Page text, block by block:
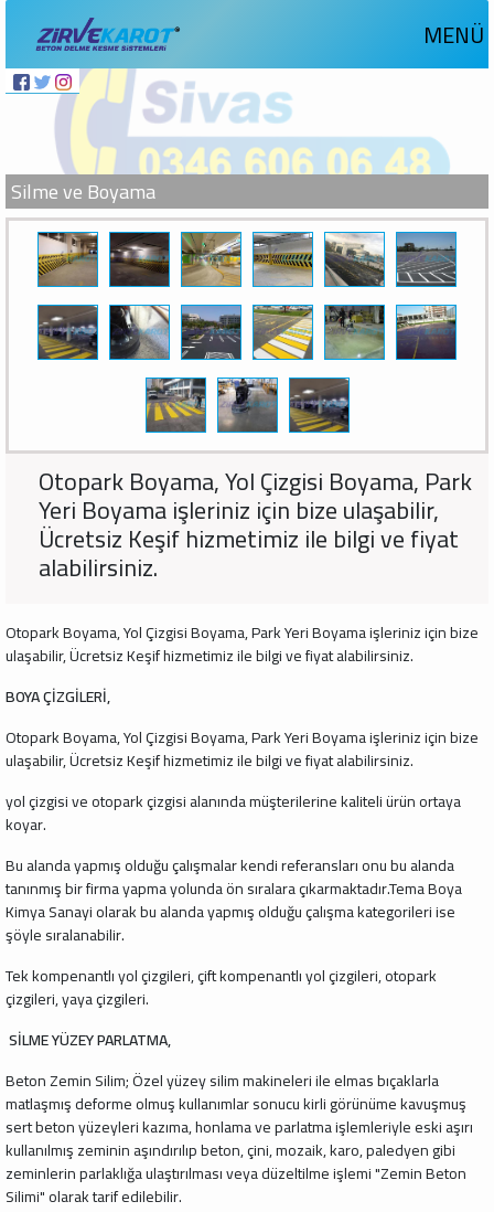
MENÜ
Silme ve Boyama
Otopark Boyama, Yol Çizgisi Boyama, Park
Yeri Boyama işleriniz için bize ulaşabilir,
Ücretsiz Keşif hizmetimiz ile bilgi ve fiyat
alabilirsiniz.
Otopark Boyama, Yol Çizgisi Boyama, Park Yeri Boyama işleriniz için bize
ulaşabilir, Ücretsiz Keşif hizmetimiz ile bilgi ve fiyat alabilirsiniz.
BOYA ÇİZGİLERİ,
Otopark Boyama, Yol Çizgisi Boyama, Park Yeri Boyama işleriniz için bize
ulaşabilir, Ücretsiz Keşif hizmetimiz ile bilgi ve fiyat alabilirsiniz.
yol çizgisi ve otopark çizgisi alanında müşterilerine kaliteli ürün ortaya
koyar.
Bu alanda yapmış olduğu çalışmalar kendi referansları onu bu alanda
tanınmış bir firma yapma yolunda ön sıralara çıkarmaktadır.Tema Boya
Kimya Sanayi olarak bu alanda yapmış olduğu çalışma kategorileri ise
şöyle sıralanabilir.
Tek kompenantlı yol çizgileri, çift kompenantlı yol çizgileri, otopark
çizgileri, yaya çizgileri.
SİLME YÜZEY PARLATMA,
Beton Zemin Silim; Özel yüzey silim makineleri ile elmas bıçaklarla
matlaşmış deforme olmuş kullanımlar sonucu kirli görünüme kavuşmuş
sert beton yüzeyleri kazıma, honlama ve parlatma işlemleriyle eski aşırı
kullanılmış zeminin aşındırılıp beton, çini, mozaik, karo, paledyen gibi
zeminlerin parlaklığa ulaştırılması veya düzeltilme işlemi "Zemin Beton
Silimi" olarak tarif edilebilir.